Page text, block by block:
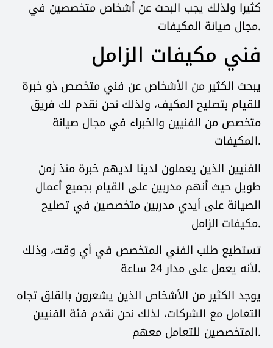
كثيرا ولذلك يجب البحث عن أشخاص متخصصين في
مجال صيانة المكيفات.
فني مكيفات الزامل
يبحث الكثير من الأشخاص عن فني متخصص ذو خبرة
للقيام بتصليح المكيف، ولذلك نحن نقدم لك فريق
متخصص من الفنيين والخبراء في مجال صيانة
المكيفات.
الفنيين الذين يعملون لدينا لديهم خبرة منذ زمن
طويل حيث أنهم مدربين على القيام بجميع أعمال
الصيانة على أيدي مدربين متخصصين في تصليح
مكيفات الزامل.
تستطيع طلب الفني المتخصص في أي وقت، وذلك
لأنه يعمل على مدار 24 ساعة.
يوجد الكثير من الأشخاص الذين يشعرون بالقلق تجاه
التعامل مع الشركات، لذلك نحن نقدم فئة الفنيين
المتخصصين للتعامل معهم.